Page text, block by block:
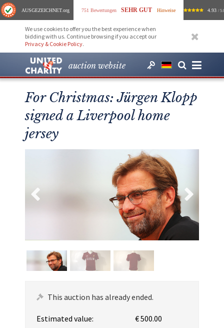
AUSGEZEICHNET.org 751 Bewertungen SEHR GUT Hinweise 4.93 /
We use cookies to offer you the best experience when
bidding with us. Continue browsing if you accept our
Privacy & Cookie Policy.
auction website
For Christmas: Jürgen Klopp
signed a Liverpool home
jersey
This auction has already ended.
Estimated value:
€ 500.00